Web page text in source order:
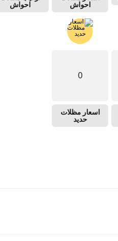
احواش
احواش
0
اسعار مظلات
حديد